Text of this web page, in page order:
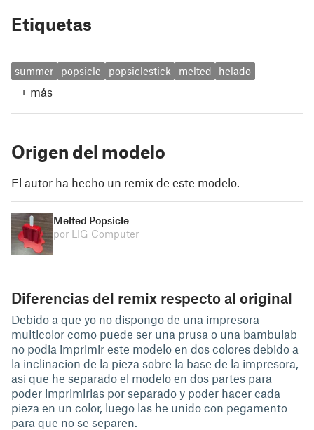
Etiquetas
summer popsicle popsiclestick melted helado
+ más
Origen del modelo
El autor ha hecho un remix de este modelo.
Melted Popsicle
por LIG Computer
Diferencias del remix respecto al original
Debido a que yo no dispongo de una impresora
multicolor como puede ser una prusa o una bambulab
no podia imprimir este modelo en dos colores debido a
la inclinacion de la pieza sobre la base de la impresora,
asi que he separado el modelo en dos partes para
poder imprimirlas por separado y poder hacer cada
pieza en un color, luego las he unido con pegamento
para que no se separen.